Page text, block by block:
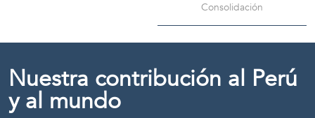
Consolidación
Nuestra contribución al Perú
y al mundo